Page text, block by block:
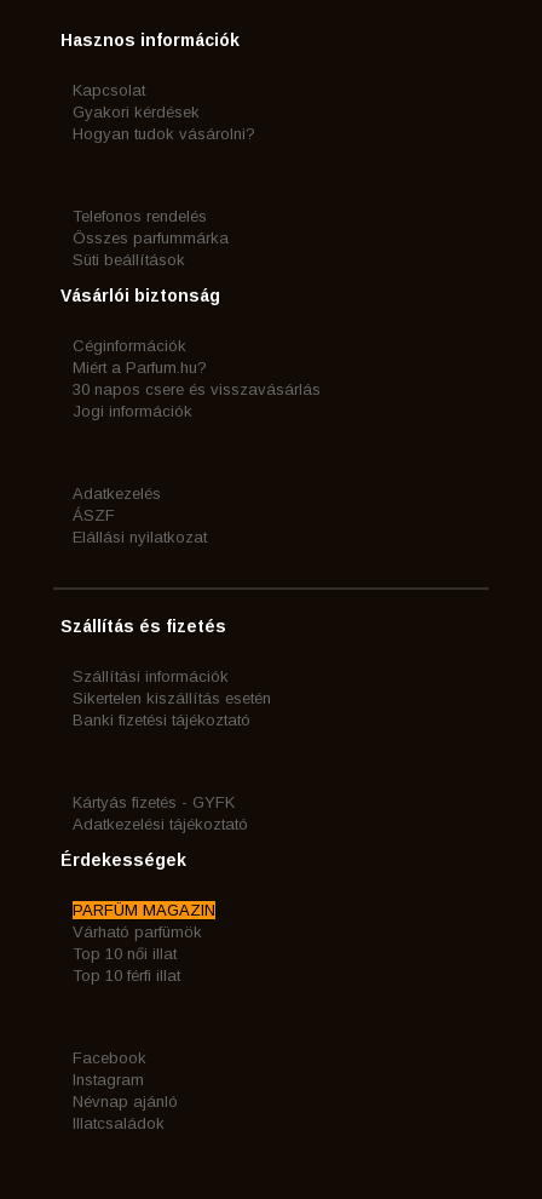
Hasznos információk
Kapcsolat
Gyakori kérdések
Hogyan tudok vásárolni?
Telefonos rendelés
Összes parfummárka
Süti beállítások
Vásárlói biztonság
Céginformációk
Miért a Parfum.hu?
30 napos csere és visszavásárlás
Jogi információk
Adatkezelés
ÁSZF
Elállási nyilatkozat
Szállítás és fizetés
Szállítási információk
Sikertelen kiszállítás esetén
Banki fizetési tájékoztató
Kártyás fizetés - GYFK
Adatkezelési tájékoztató
Érdekességek
PARFÜM MAGAZIN
Várható parfümök
Top 10 női illat
Top 10 férfi illat
Facebook
Instagram
Névnap ajánló
Illatcsaládok